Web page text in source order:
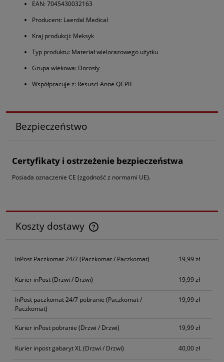
EAN: 7045430032163
Producent: Laerdal Medical
Kraj produkcji: Meksyk
Typ produktu: Materiał wielorazowego użytku
Grupa wiekowa: Dorosły
Współpracuje z: Resusci Anne QCPR
Bezpieczeństwo
Certyfikaty i ostrzeżenie bezpieczeństwa
Posiada oznaczenie CE (zgodność z normami UE).
Koszty dostawy
Cena nie zawiera ewentualnych kosztów płatności
InPost Paczkomat 24/7(Paczkomat / Paczkomat) 19,99 zł
Kurier inPost(Drzwi / Drzwi) 19,99 zł
InPost paczkomat 24/7 pobranie (Paczkomat /
Paczkomat)
19,99 zł
Kurier inPost pobranie (Drzwi / Drzwi) 19,99 zł
Kurier inpost gabaryt XL(Drzwi / Drzwi) 40,00 zł